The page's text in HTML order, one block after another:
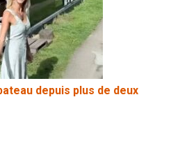
depuis plus de deux